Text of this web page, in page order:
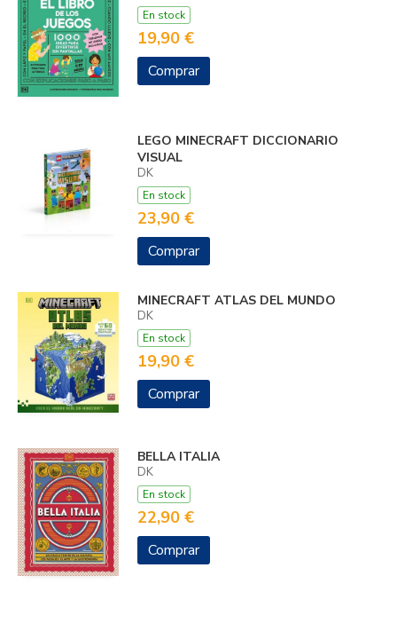
En stock
19,90 €
Comprar
LEGO MINECRAFT DICCIONARIO
VISUAL
DK
En stock
23,90 €
Comprar
MINECRAFT ATLAS DEL MUNDO
DK
En stock
19,90 €
Comprar
BELLA ITALIA
DK
En stock
22,90 €
Comprar